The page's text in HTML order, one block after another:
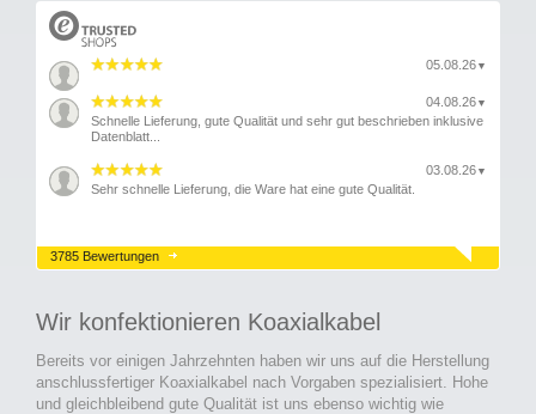
05.08.26 ▼
04.08.26 ▼
Schnelle Lieferung, gute Qualität und sehr gut beschrieben inklusive
Datenblatt...
03.08.26 ▼
Sehr schnelle Lieferung, die Ware hat eine gute Qualität.
3785 Bewertungen
Wir konfektionieren Koaxialkabel
Bereits vor einigen Jahrzehnten haben wir uns auf die Herstellung
anschlussfertiger Koaxialkabel nach Vorgaben spezialisiert. Hohe
und gleichbleibend gute Qualität ist uns ebenso wichtig wie